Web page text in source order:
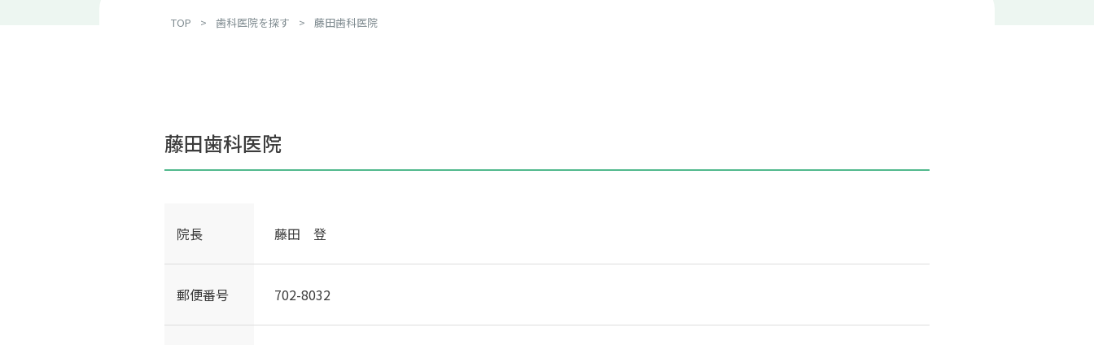
TOP > 歯科医院を探す > 藤田歯科医院
藤田歯科医院
院長 藤田 登
郵便番号 702-8032